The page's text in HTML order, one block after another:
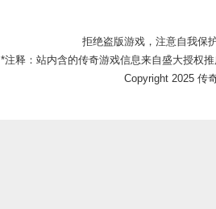
拒绝盗版游戏，注意自我保
*注释：站内含的传奇游戏信息来自盛大授权
Copyright 2025 传